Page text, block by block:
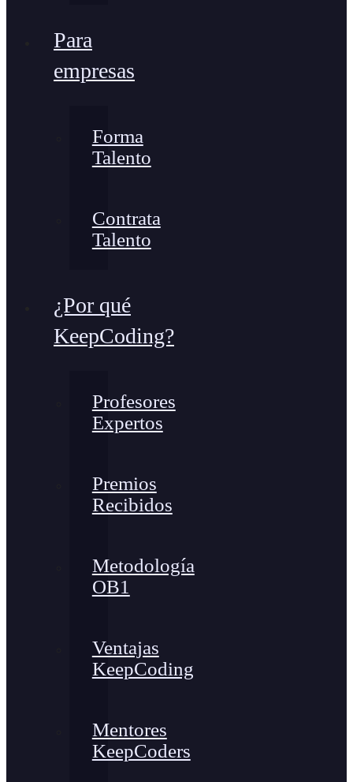
Para
empresas
Forma
Talento
Contrata
Talento
¿Por qué
KeepCoding?
Profesores
Expertos
Premios
Recibidos
Metodología
OB1
Ventajas
KeepCoding
Mentores
KeepCoders